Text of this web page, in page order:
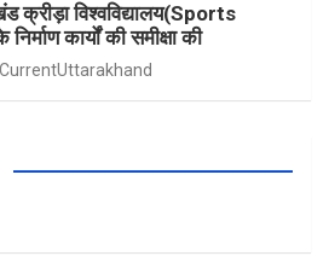
s
क्रीड़ा विश्वविद्यालय(Sports
कार्यों की समीक्षा की
CurrentUttarakhand